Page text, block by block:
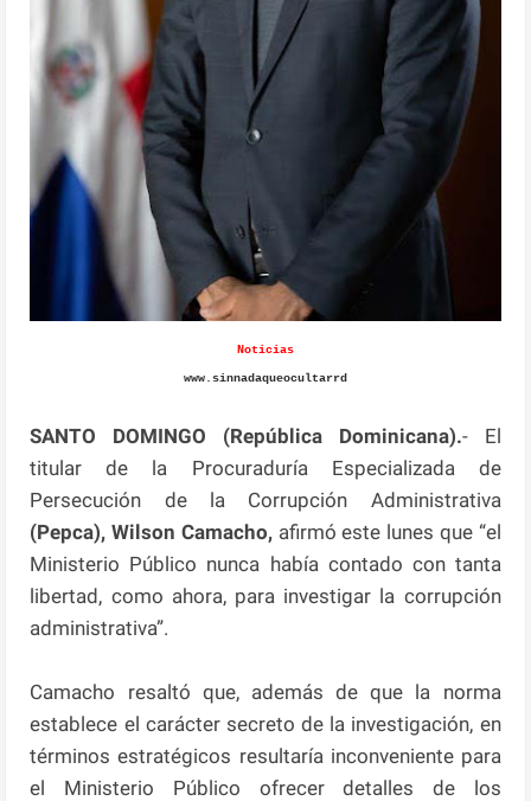
Noticias
www.sinnadaqueocultarrd
SANTO DOMINGO (República Dominicana).- El
titular de la Procuraduría Especializada de
Persecución de la Corrupción Administrativa
(Pepca), Wilson Camacho,afirmó este lunes que “el
Ministerio Público nunca había contado con tanta
libertad, como ahora, para investigar la corrupción
administrativa”.
Camacho resaltó que, además de que la norma
establece el carácter secreto de la investigación, en
términos estratégicos resultaría inconveniente para
el Ministerio Público ofrecer detalles de los